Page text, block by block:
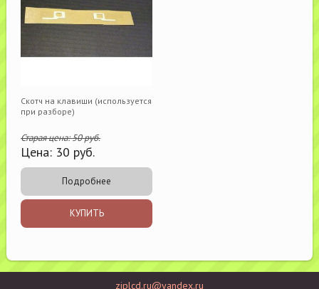
Скотч на клавиши (используется
при разборе)
Старая цена:50руб.
Цена: 30 руб.
Подробнее
КУПИТЬ
ziplcd.ru@yandex.ru